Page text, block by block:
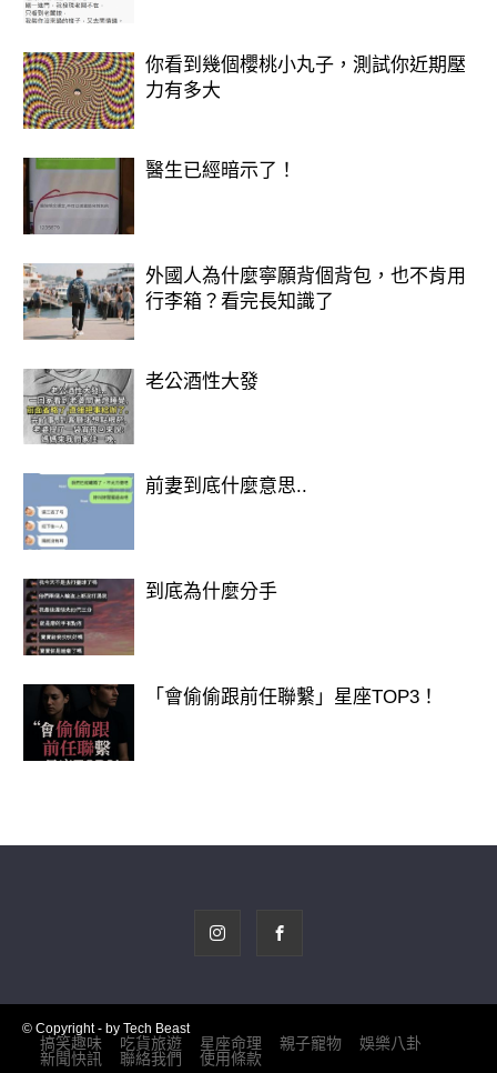
喜！
>>>>
https://lihi.cc/Ozo8m
歡迎來下水道觀看更多都市傳說👉
https://lihi3.cc/c5H8h
你看到幾個櫻桃小丸子，測試你近期壓
力有多大
醫生已經暗示了！
外國人為什麼寧願背個背包，也不肯用
行李箱？看完長知識了
老公酒性大發
前妻到底什麼意思..
到底為什麼分手
「會偷偷跟前任聯繫」星座TOP3！
© Copyright - by Tech Beast
搞笑趣味 吃貨旅遊 星座命理 親子寵物
娛樂八卦
新聞快訊
聯絡我們 使用條款